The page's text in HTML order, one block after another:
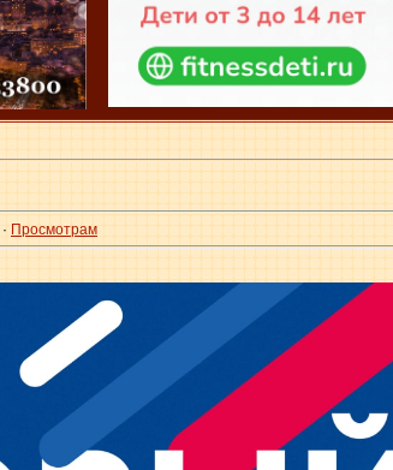
· Просмотрам